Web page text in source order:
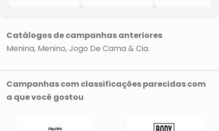
Catálogos de campanhas anteriores
Menina Menino Jogo De Cama & Cia
Campanhas com classificações parecidas com
a que você gostou